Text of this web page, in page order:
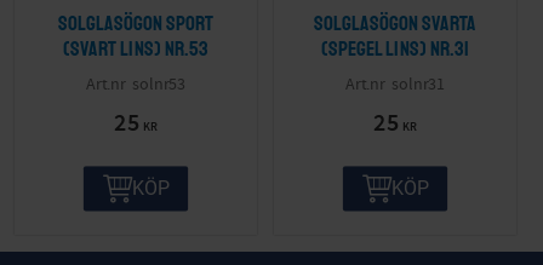
Solglasögon sport
(svart lins) nr.53
solnr53
25 KR
KÖP
Solglasögon svarta
(spegel lins) nr.31
solnr31
25 KR
KÖP